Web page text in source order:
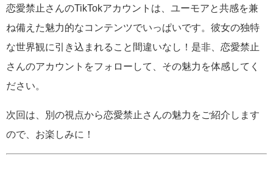
恋愛禁止さんのTikTokアカウントは、ユーモアと共感を兼
ね備えた魅力的なコンテンツでいっぱいです。彼女の独特
な世界観に引き込まれること間違いなし！是非、恋愛禁止
さんのアカウントをフォローして、その魅力を体感してく
ださい。
次回は、別の視点から恋愛禁止さんの魅力をご紹介します
ので、お楽しみに！